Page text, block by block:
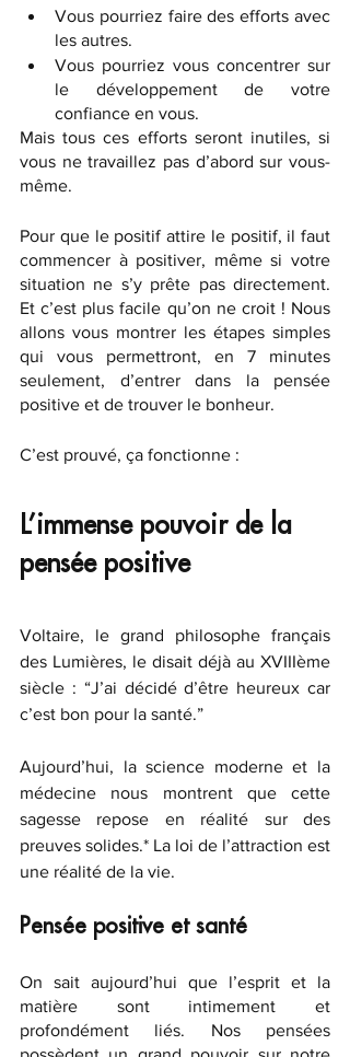
Vous pourriez faire des efforts avec
les autres.
Vous pourriez vous concentrer sur
le développement de votre
confiance en vous.
Mais tous ces efforts seront inutiles, si
vous ne travaillez pas d’abord sur vous-
même.
Pour que le positif attire le positif, il faut
commencer à positiver, même si votre
situation ne s’y prête pas directement.
Et c’est plus facile qu’on ne croit ! Nous
allons vous montrer les étapes simples
qui vous permettront, en 7 minutes
seulement, d’entrer dans la pensée
positive et de trouver le bonheur.
C’est prouvé, ça fonctionne :
L’immense pouvoir de la
pensée positive
Voltaire, le grand philosophe français
des Lumières, le disait déjà au XVIIIème
siècle : “J’ai décidé d’être heureux car
c’est bon pour la santé.”
Aujourd’hui, la science moderne et la
médecine nous montrent que cette
sagesse repose en réalité sur des
preuves solides.* La loi de l’attraction est
une réalité de la vie.
Pensée positive et santé
On sait aujourd’hui que l’esprit et la
matière sont intimement et
profondément liés. Nos pensées